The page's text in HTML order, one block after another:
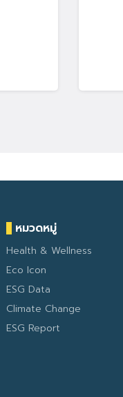
หมวดหมู่
Health & Wellness
Eco Icon
ESG Data
Climate Change
ESG Report